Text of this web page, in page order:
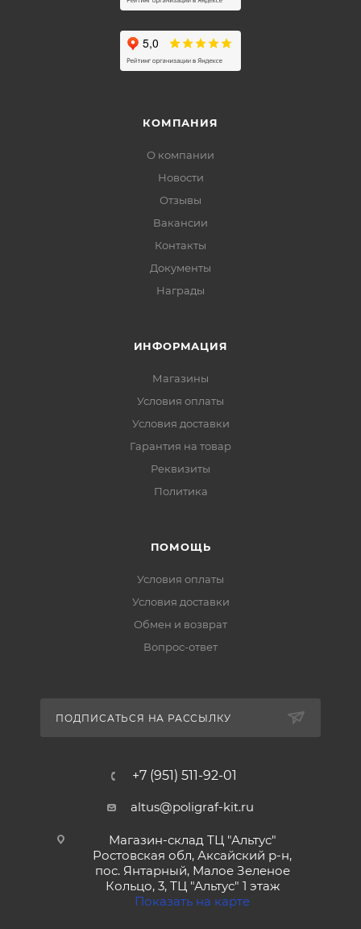
КОМПАНИЯ
О компании
Новости
Отзывы
Вакансии
Контакты
Документы
Награды
ИНФОРМАЦИЯ
Магазины
Условия оплаты
Условия доставки
Гарантия на товар
Реквизиты
Политика
ПОМОЩЬ
Условия оплаты
Условия доставки
Обмен и возврат
Вопрос-ответ
ПОДПИСАТЬСЯ НА РАССЫЛКУ
+7 (951) 511-92-01
altus@poligraf-kit.ru
Магазин-склад ТЦ "Альтус"
Ростовская обл, Аксайский р-н,
пос. Янтарный, Малое Зеленое
Кольцо, 3, ТЦ "Альтус" 1 этаж
Показать на карте